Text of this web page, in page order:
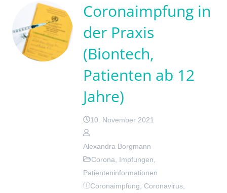
Coronaimpfung in
der Praxis
(Biontech,
Patienten ab 12
Jahre)
10. November 2021
Alexandra Borgmann
Corona
Impfungen
Patienteninformationen
Coronaimpfung
Coronavirus